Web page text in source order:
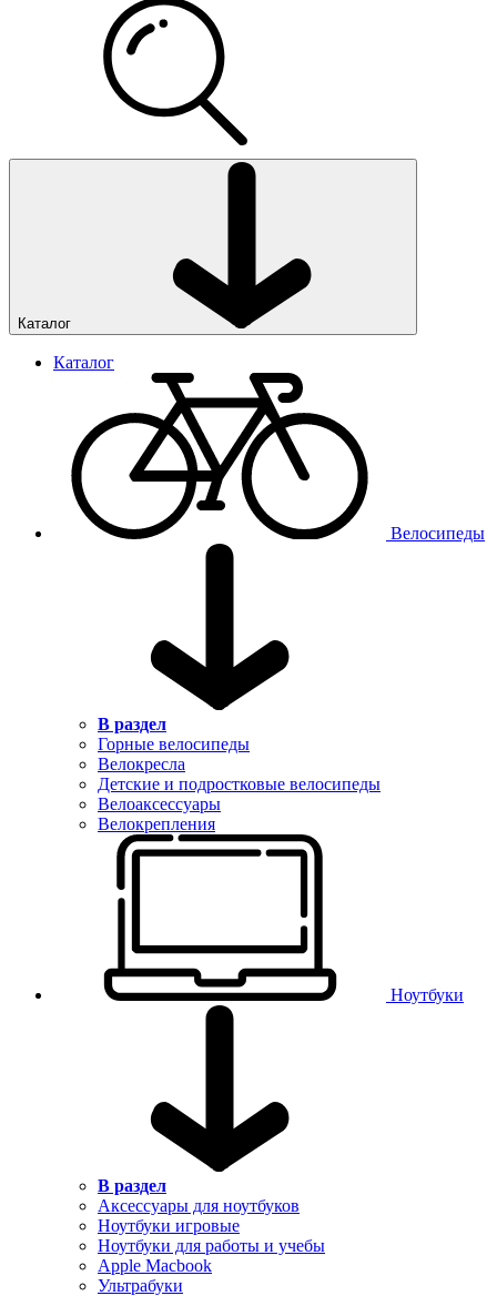
Каталог
Каталог
Велосипеды
В раздел
Горные велосипеды
Велокресла
Детские и подростковые велосипеды
Велоаксессуары
Велокрепления
Ноутбуки
В раздел
Аксессуары для ноутбуков
Ноутбуки игровые
Ноутбуки для работы и учебы
Apple Macbook
Ультрабуки